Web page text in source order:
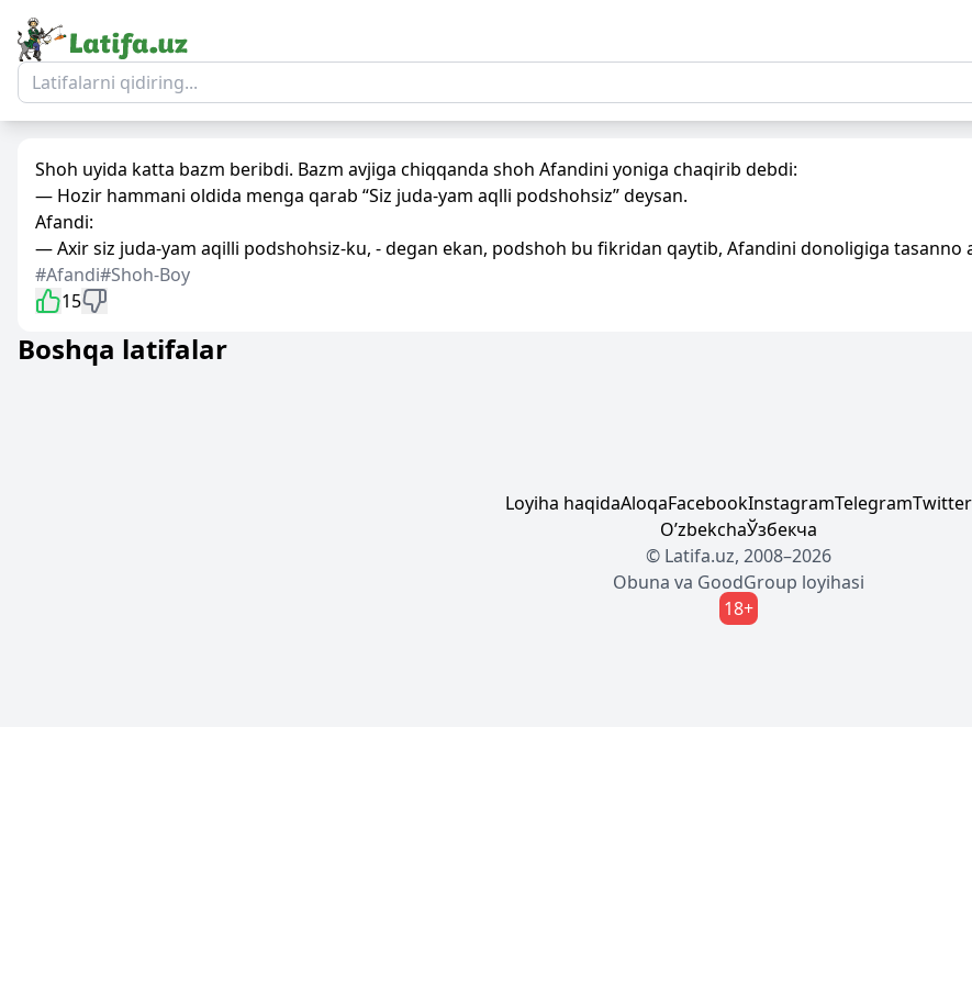
Shoh uyida katta bazm beribdi. Bazm avjiga chiqqanda shoh Afandini yoniga chaqirib debdi:
— Hozir hammani oldida menga qarab “Siz juda-yam aqlli podshohsiz” deysan.
Afandi:
— Axir siz juda-yam aqilli podshohsiz-ku, - degan ekan, podshoh bu fikridan qaytib, Afandini donoligiga tasanno
#Afandi#Shoh-Boy
15
Boshqa latifalar
Loyiha haqidaAloqaFacebookInstagramTelegramTwitter
OʼzbekchaЎзбекча
© Latifa.uz, 2008–2026
Obuna va GoodGroup loyihasi
18+